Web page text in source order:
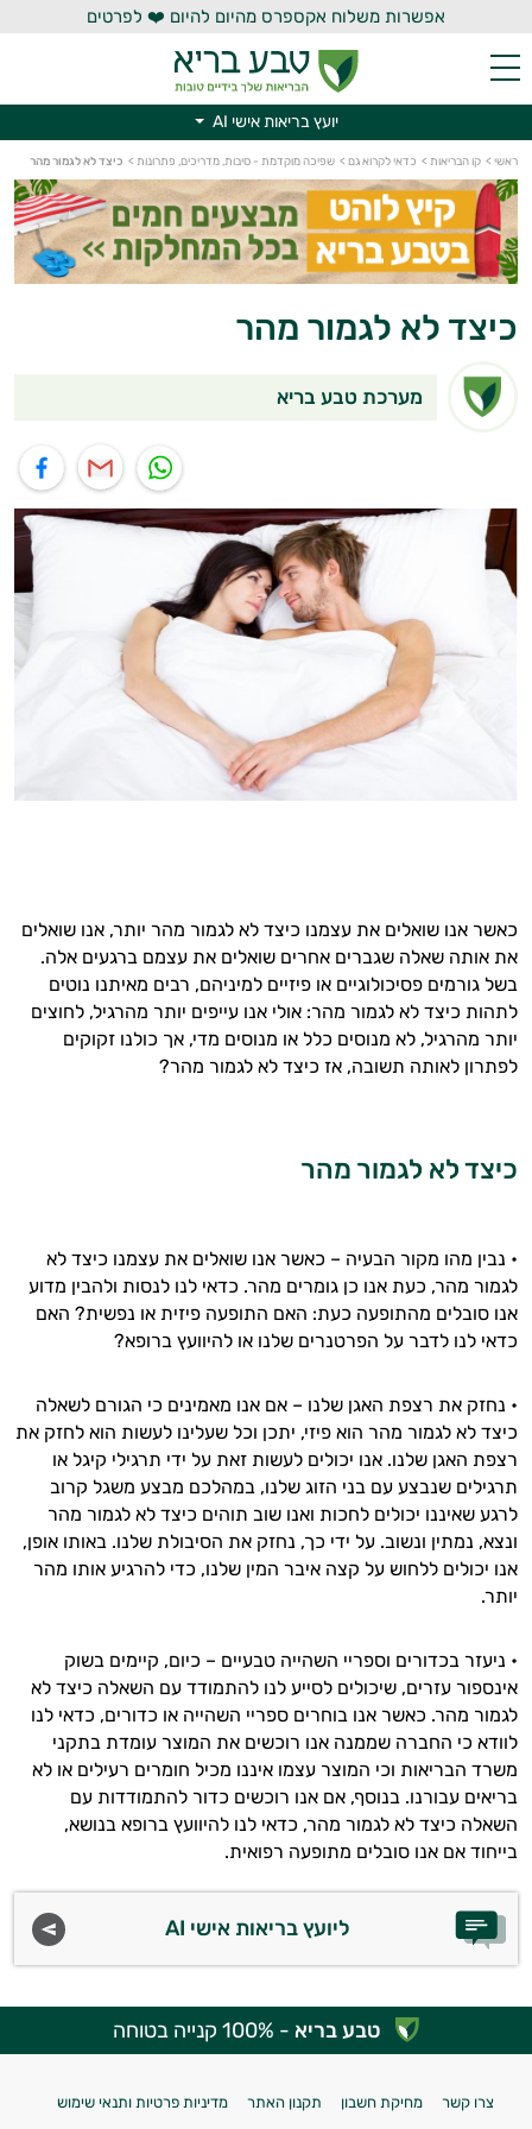
אפשרות משלוח אקספרס מהיום להיום ❤️ לפרטים
יועץ בריאות אישי AI
ראשי > קו הבריאות > כדאי לקרוא גם > שפיכה מוקדמת - סיבות, מדריכים, פתרונות > כיצד לא לגמור מהר
כיצד לא לגמור מהר
מערכת טבע בריא
כאשר אנו שואלים את עצמנו כיצד לא לגמור מהר יותר, אנו שואלים
את אותה שאלה שגברים אחרים שואלים את עצמם ברגעים אלה.
בשל גורמים פסיכולוגיים או פיזיים למיניהם, רבים מאיתנו נוטים
לתהות כיצד לא לגמור מהר: אולי אנו עייפים יותר מהרגיל, לחוצים
יותר מהרגיל, לא מנוסים כלל או מנוסים מדי, אך כולנו זקוקים
לפתרון לאותה תשובה, אז כיצד לא לגמור מהר?
כיצד לא לגמור מהר
• נבין מהו מקור הבעיה – כאשר אנו שואלים את עצמנו כיצד לא
לגמור מהר, כעת אנו כן גומרים מהר. כדאי לנו לנסות ולהבין מדוע
אנו סובלים מהתופעה כעת: האם התופעה פיזית או נפשית? האם
כדאי לנו לדבר על הפרטנרים שלנו או להיוועץ ברופא?
• נחזק את רצפת האגן שלנו – אם אנו מאמינים כי הגורם לשאלה
כיצד לא לגמור מהר הוא פיזי, יתכן וכל שעלינו לעשות הוא לחזק את
רצפת האגן שלנו. אנו יכולים לעשות זאת על ידי תרגילי קיגל או
תרגילים שנבצע עם בני הזוג שלנו, במהלכם מבצע משגל קרוב
לרגע שאיננו יכולים לחכות ואנו שוב תוהים כיצד לא לגמור מהר
ונצא, נמתין ונשוב. על ידי כך, נחזק את הסיבולת שלנו. באותו אופן,
אנו יכולים ללחוש על קצה איבר המין שלנו, כדי להרגיע אותו מהר
יותר.
• ניעזר בכדורים וספריי השהייה טבעיים – כיום, קיימים בשוק
אינספור עזרים, שיכולים לסייע לנו להתמודד עם השאלה כיצד לא
לגמור מהר. כאשר אנו בוחרים ספריי השהייה או כדורים, כדאי לנו
לוודא כי החברה שממנה אנו רוכשים את המוצר עומדת בתקני
משרד הבריאות וכי המוצר עצמו איננו מכיל חומרים רעילים או לא
בריאים עבורנו. בנוסף, אם אנו רוכשים כדור להתמודדות עם
השאלה כיצד לא לגמור מהר, כדאי לנו להיוועץ ברופא בנושא,
בייחוד אם אנו סובלים מתופעה רפואית.
ליועץ בריאות אישי AI
טבע בריא - 100% קנייה בטוחה
צרו קשר מחיקת חשבון תקנון האתר
מדיניות פרטיות ותנאי שימוש
היי,
אני יועץ הבריאות האישי AI של טבע בריא.
וספרות מקצועית בתחומי הרפואה הטבעית
ותזונת הספורט.
התזונה ומוצרי הבריאות המדויקים למטרות
ולמצב הגופני שלך, ולהסביר לך אילו רכיבים
עובדים יחד כדי למקסם תוצאות גם בחיי היום
יום וגם בתחום הכושר והספורט.
אישיות מבוססות מדעית.
זה הזמן להתחיל. איך אוכל לעזור?